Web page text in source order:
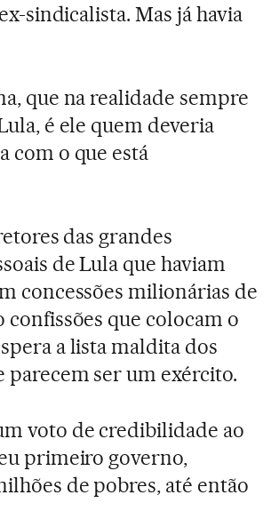
sindicalista. Mas já havia
que na realidade sempre
é ele quem deveria
com o que está
das grandes
de Lula que haviam
concessões milionárias de
que colocam o
a lista maldita dos
ser um exército.
voto de credibilidade ao
primeiro governo,
de pobres, até então